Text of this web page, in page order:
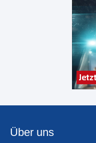
Über uns